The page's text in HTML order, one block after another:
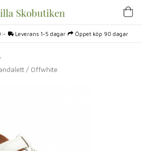
Leverans 1-5 dagar Öppet köp 90 dagar
/ Offwhite